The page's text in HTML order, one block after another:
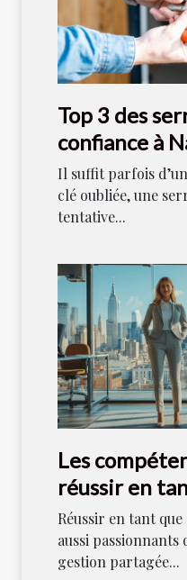
Top 3 des
confiance à
Il suffit parfois
clé oubliée, une
tentative...
Les
réussir en
Réussir en tant
aussi passionnants
gestion partagée...